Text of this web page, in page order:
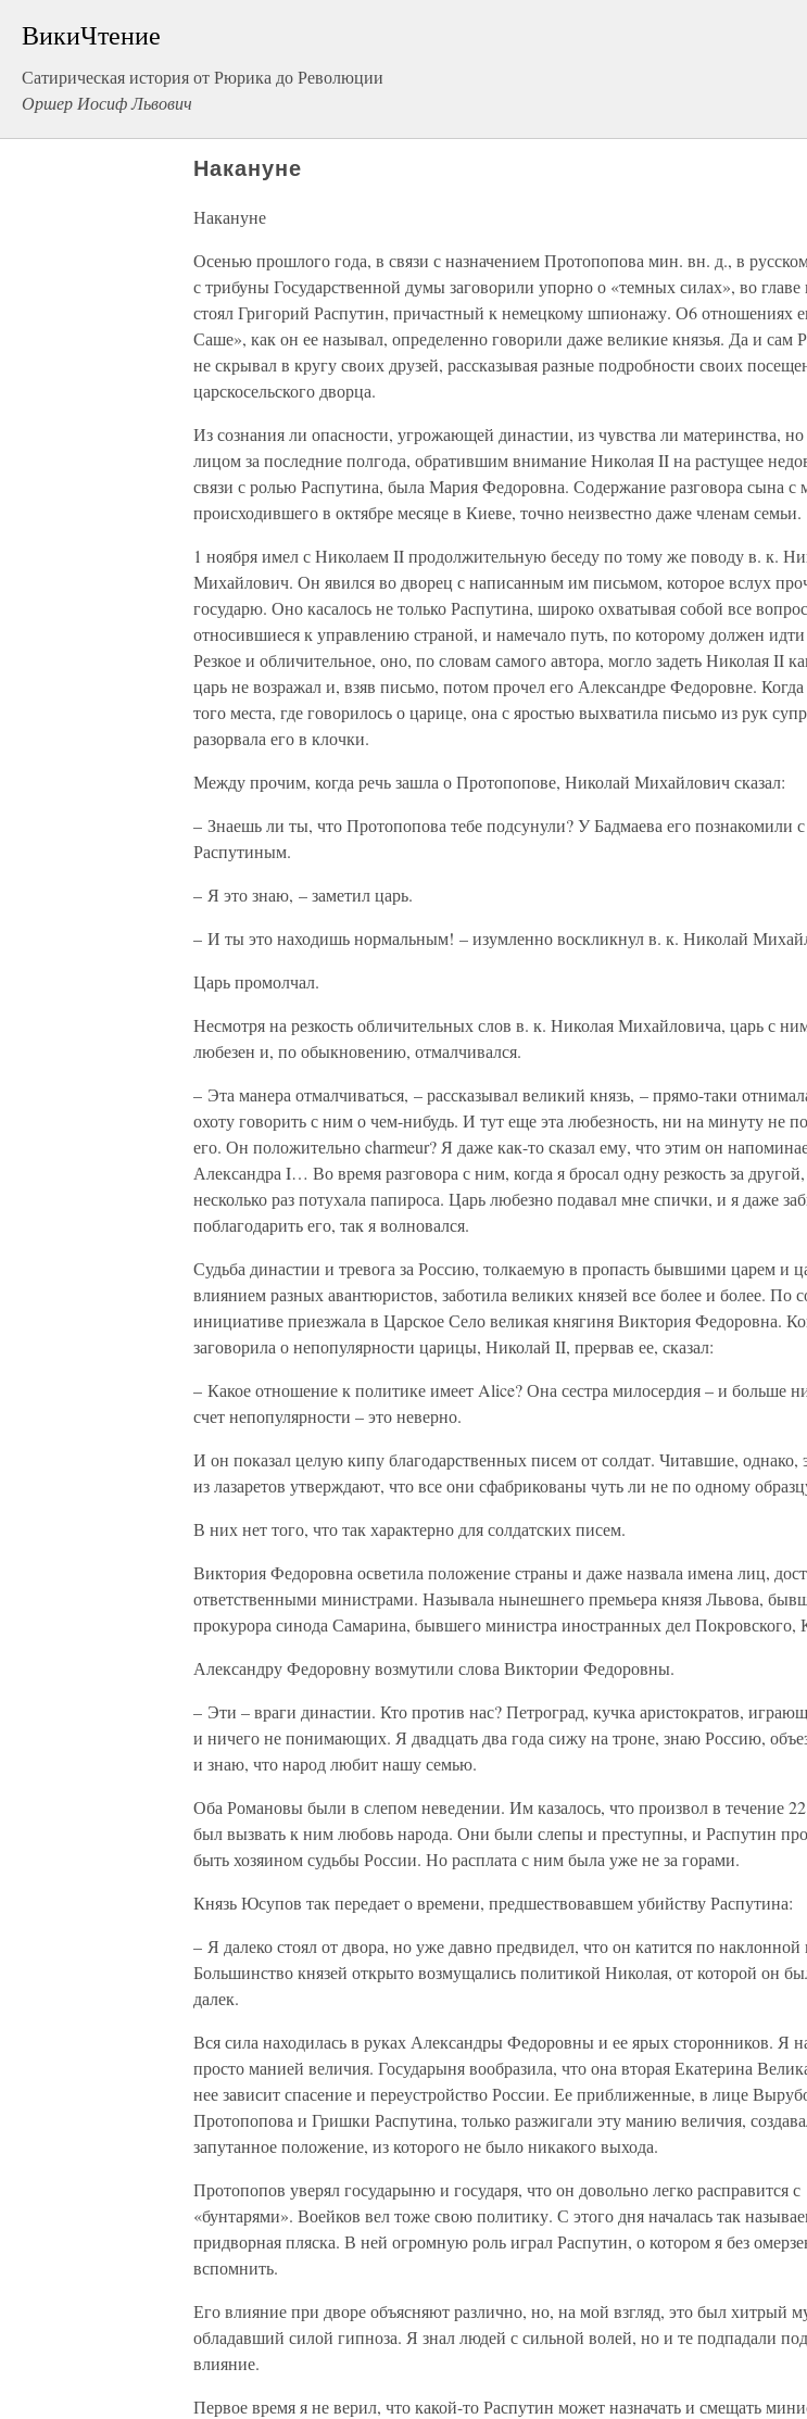
ВикиЧтение
Сатирическая история от Рюрика до Революции
Оршер Иосиф Львович
Накануне
Накануне
Осенью прошлого года, в связи с назначением Протопопова мин. вн. д., в
с трибуны Государственной думы заговорили упорно о «темных силах», во главе
стоял Григорий Распутин, причастный к немецкому шпионажу. О6 отношениях
Саше», как он ее называл, определенно говорили даже великие князья. Да и сам
не скрывал в кругу своих друзей, рассказывая разные подробности своих
царскосельского дворца.
Из сознания ли опасности, угрожающей династии, из чувства ли материнства,
лицом за последние полгода, обратившим внимание Николая II на растущее
связи с ролью Распутина, была Мария Федоровна. Содержание разговора сына с
происходившего в октябре месяце в Киеве, точно неизвестно даже членам семьи.
1 ноября имел с Николаем II продолжительную беседу по тому же поводу в. к.
Михайлович. Он явился во дворец с написанным им письмом, которое вслух
государю. Оно касалось не только Распутина, широко охватывая собой все
относившиеся к управлению страной, и намечало путь, по которому должен
Резкое и обличительное, оно, по словам самого автора, могло задеть Николая II
царь не возражал и, взяв письмо, потом прочел его Александре Федоровне.
того места, где говорилось о царице, она с яростью выхватила письмо из рук
разорвала его в клочки.
Между прочим, когда речь зашла о Протопопове, Николай Михайлович сказал:
– Знаешь ли ты, что Протопопова тебе подсунули? У Бадмаева его познакомили с
Распутиным.
– Я это знаю, – заметил царь.
– И ты это находишь нормальным! – изумленно воскликнул в. к. Николай
Царь промолчал.
Несмотря на резкость обличительных слов в. к. Николая Михайловича, царь с
любезен и, по обыкновению, отмалчивался.
– Эта манера отмалчиваться, – рассказывал великий князь, – прямо-таки
охоту говорить с ним о чем-нибудь. И тут еще эта любезность, ни на минуту не
его. Он положительно charmeur? Я даже как-то сказал ему, что этим он
Александра I… Во время разговора с ним, когда я бросал одну резкость за
несколько раз потухала папироса. Царь любезно подавал мне спички, и я даже
поблагодарить его, так я волновался.
Судьба династии и тревога за Россию, толкаемую в пропасть бывшими царем и
влиянием разных авантюристов, заботила великих князей все более и более. По
инициативе приезжала в Царское Село великая княгиня Виктория Федоровна.
заговорила о непопулярности царицы, Николай II, прервав ее, сказал:
– Какое отношение к политике имеет Alice? Она сестра милосердия – и больше
счет непопулярности – это неверно.
И он показал целую кипу благодарственных писем от солдат. Читавшие, однако,
из лазаретов утверждают, что все они сфабрикованы чуть ли не по одному
В них нет того, что так характерно для солдатских писем.
Виктория Федоровна осветила положение страны и даже назвала имена лиц,
ответственными министрами. Называла нынешнего премьера князя Львова,
прокурора синода Самарина, бывшего министра иностранных дел Покровского,
Александру Федоровну возмутили слова Виктории Федоровны.
– Эти – враги династии. Кто против нас? Петроград, кучка аристократов,
и ничего не понимающих. Я двадцать два года сижу на троне, знаю Россию,
и знаю, что народ любит нашу семью.
Оба Романовы были в слепом неведении. Им казалось, что произвол в течение
был вызвать к ним любовь народа. Они были слепы и преступны, и Распутин
быть хозяином судьбы России. Но расплата с ним была уже не за горами.
Князь Юсупов так передает о времени, предшествовавшем убийству Распутина:
– Я далеко стоял от двора, но уже давно предвидел, что он катится по наклонной
Большинство князей открыто возмущались политикой Николая, от которой он
далек.
Вся сила находилась в руках Александры Федоровны и ее ярых сторонников. Я
просто манией величия. Государыня вообразила, что она вторая Екатерина
нее зависит спасение и переустройство России. Ее приближенные, в лице
Протопопова и Гришки Распутина, только разжигали эту манию величия,
запутанное положение, из которого не было никакого выхода.
Протопопов уверял государыню и государя, что он довольно легко расправится с
«бунтарями». Воейков вел тоже свою политику. С этого дня началась так
придворная пляска. В ней огромную роль играл Распутин, о котором я без
вспомнить.
Его влияние при дворе объясняют различно, но, на мой взгляд, это был хитрый
обладавший силой гипноза. Я знал людей с сильной волей, но и те подпадали
влияние.
Первое время я не верил, что какой-то Распутин может назначать и смещать